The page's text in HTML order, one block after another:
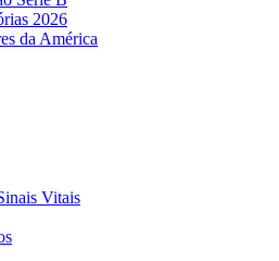
2026
da América
Vitais